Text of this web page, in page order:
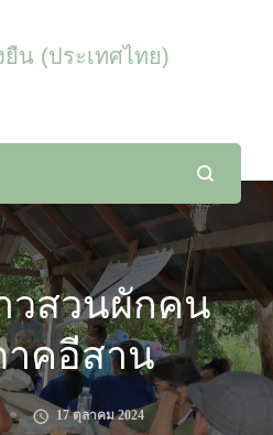
น (ประเทศไทย)
วสวนผักคน
าคอีสาน
17 ตุลาคม 2024